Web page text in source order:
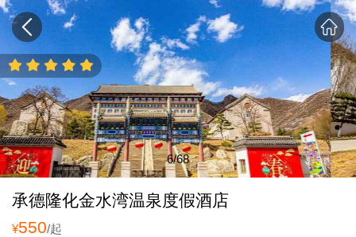
6/68
承德隆化金水湾温泉度假酒店
¥550/起